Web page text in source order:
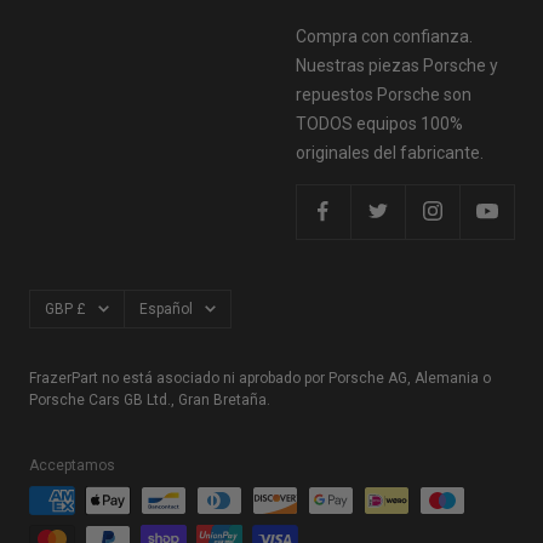
Compra con confianza.
Nuestras piezas Porsche y
repuestos Porsche son
TODOS equipos 100%
originales del fabricante.
Moneda
GBP £ Idioma
Español
FrazerPart no está asociado ni aprobado por Porsche AG, Alemania o
Porsche Cars GB Ltd., Gran Bretaña.
Acceptamos